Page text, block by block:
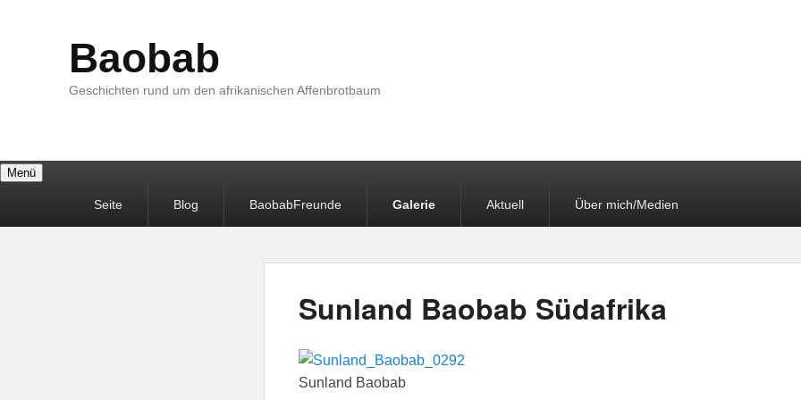
Baobab
Geschichten rund um den afrikanischen Affenbrotbaum
Menü
Seite Blog BaobabFreunde Galerie Aktuell Über mich/Medien
Sunland Baobab Südafrika
Sunland Baobab